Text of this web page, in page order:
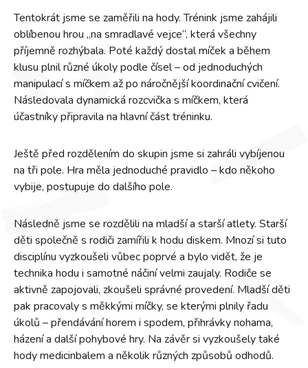
Tentokrát jsme se zaměřili na hody. Trénink jsme zahájili
oblíbenou hrou „na smradlavé vejce“, která všechny
příjemně rozhýbala. Poté každý dostal míček a během
klusu plnil různé úkoly podle čísel – od jednoduchých
manipulací s míčkem až po náročnější koordinační cvičení.
Následovala dynamická rozcvička s míčkem, která
účastníky připravila na hlavní část tréninku.
Ještě před rozdělením do skupin jsme si zahráli vybíjenou
na tři pole. Hra měla jednoduché pravidlo – kdo někoho
vybije, postupuje do dalšího pole.
Následně jsme se rozdělili na mladší a starší atlety. Starší
děti společně s rodiči zamířili k hodu diskem. Mnozí si tuto
disciplínu vyzkoušeli vůbec poprvé a bylo vidět, že je
technika hodu i samotné náčiní velmi zaujaly. Rodiče se
aktivně zapojovali, zkoušeli správné provedení. Mladší děti
pak pracovaly s měkkými míčky, se kterými plnily řadu
úkolů – přendávání horem i spodem, přihrávky nohama,
házení a další pohybové hry. Na závěr si vyzkoušely také
hody medicinbalem a několik různých způsobů odhodů.